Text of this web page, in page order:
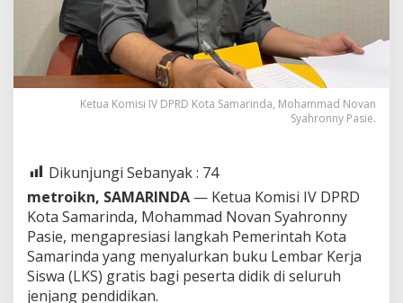
Ketua Komisi IV DPRD Kota Samarinda, Mohammad Novan
Syahronny Pasie.
Dikunjungi Sebanyak : 74
metroikn, SAMARINDA — Ketua Komisi IV DPRD
Kota Samarinda, Mohammad Novan Syahronny
Pasie, mengapresiasi langkah Pemerintah Kota
Samarinda yang menyalurkan buku Lembar Kerja
Siswa (LKS) gratis bagi peserta didik di seluruh
jenjang pendidikan.